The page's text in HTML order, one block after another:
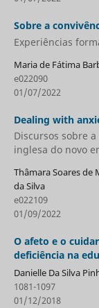
Sobre a
Experiências
Maria de Fátima
e022090
01/07/2022
Dealing with
Discursos sobre
inglesa do novo
Thâmara Soares de
da Silva
e022109
01/09/2022
O afeto e o
deficiência na
Danielle Da Silva
1081-1097
01/12/2018